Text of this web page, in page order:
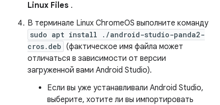
Linux Files .
В терминале Linux ChromeOS выполните команду
sudo apt install ./android-studio-panda2-
cros.deb (фактическое имя файла может
отличаться в зависимости от версии
загруженной вами Android Studio).
Если вы уже устанавливали Android Studio,
выберите, хотите ли вы импортировать